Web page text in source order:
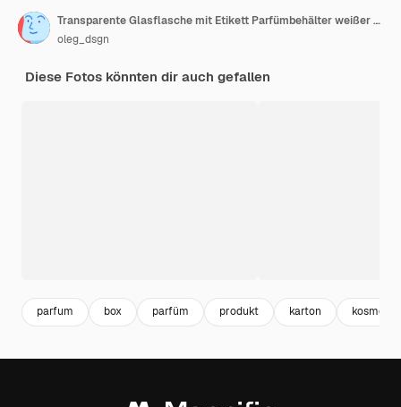
Transparente Glasflasche mit Etikett Parfümbehälter weißer Karton für Design
oleg_dsgn
Diese Fotos könnten dir auch gefallen
parfum box parfüm produkt karton kosmetik